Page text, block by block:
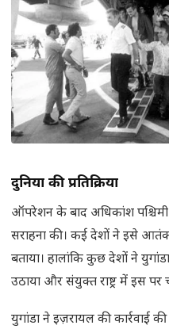
दुनिया की प्रतिक्रिया
ऑपरेशन के बाद अधिकांश पश्चिमी
सराहना की। कई देशों ने इसे
बताया। हालांकि कुछ देशों ने
उठाया और संयुक्त राष्ट्र में इस पर
युगांडा ने इज़रायल की कार्रवाई